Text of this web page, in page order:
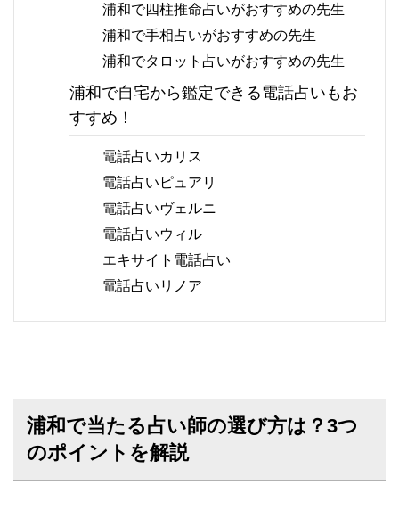
浦和で四柱推命占いがおすすめの先生
浦和で手相占いがおすすめの先生
浦和でタロット占いがおすすめの先生
浦和で自宅から鑑定できる電話占いもお
すすめ！
電話占いカリス
電話占いピュアリ
電話占いヴェルニ
電話占いウィル
エキサイト電話占い
電話占いリノア
浦和で当たる占い師の選び方は？3つ
のポイントを解説